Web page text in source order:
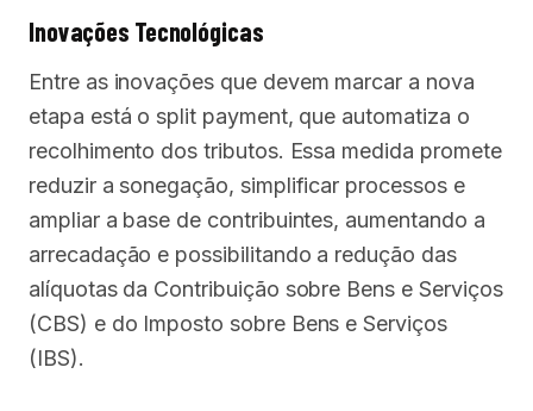
Inovações Tecnológicas
Entre as inovações que devem marcar a nova
etapa está o split payment, que automatiza o
recolhimento dos tributos. Essa medida promete
reduzir a sonegação, simplificar processos e
ampliar a base de contribuintes, aumentando a
arrecadação e possibilitando a redução das
alíquotas da Contribuição sobre Bens e Serviços
(CBS) e do Imposto sobre Bens e Serviços
(IBS).